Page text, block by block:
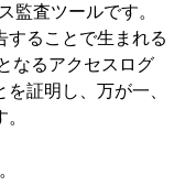
監査ツールです。
することで生まれる
なるアクセスログ
証明し、万が一、